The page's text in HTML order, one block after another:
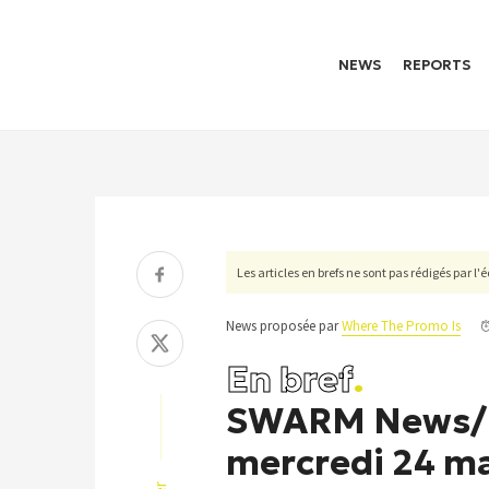
NEWS REPORTS
Les articles en brefs ne sont pas rédigés par
News proposée parWhere The Promo Is
En bref.
SWARM
mercredi 24